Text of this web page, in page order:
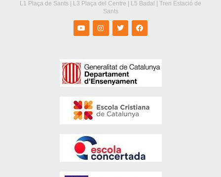
L1 Plaça de Sants | L3 Plaça del Centre | L5 Badal | Tren Estació de
Sants